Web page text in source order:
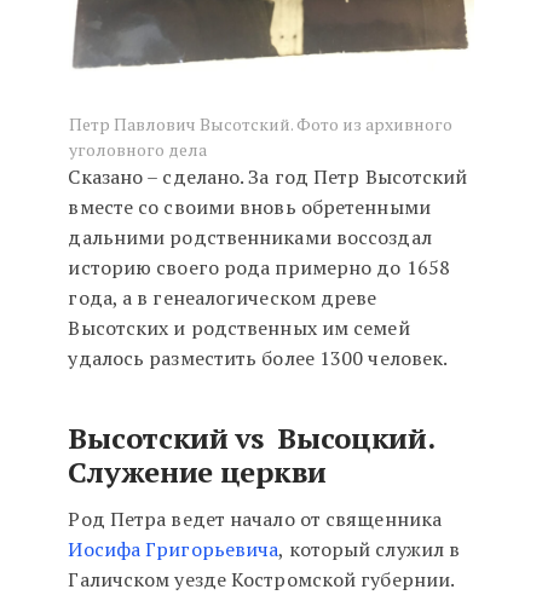
Петр Павлович Высотский. Фото из архивного
уголовного дела
Сказано – сделано. За год Петр Высотский
вместе со своими вновь обретенными
дальними родственниками воссоздал
историю своего рода примерно до 1658
года, а в генеалогическом древе
Высотских и родственных им семей
удалось разместить более 1300 человек.
Высотский vs Высоцкий.
Служение церкви
Род Петра ведет начало от священника
Иосифа Григорьевича, который служил в
Галичском уезде Костромской губернии.